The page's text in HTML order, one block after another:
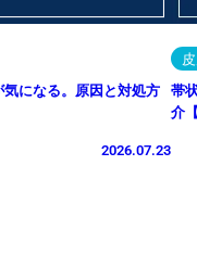
になる。原因と対処方
2026.07.23
帯
介